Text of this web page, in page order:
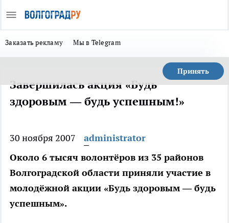
Заказать рекламу Мы в Telegram
Принять
Завершилась акция «Будь
здоровым — будь успешным!»
30 ноября 2007
administrator
Около 6 тысяч волонтёров из 35 районов
Волгоградской области приняли участие в
молодёжной акции «Будь здоровым — будь
успешным».